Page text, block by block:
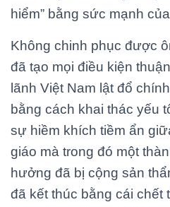
hiểm” bằng sức mạnh
Không chinh phục được
đã tạo mọi điều kiện
lãnh Việt Nam lật đổ
bằng cách khai thác yếu
sự hiềm khích tiềm ẩn
giáo mà trong đó một
hưởng đã bị cộng sản
đã kết thúc bằng cái chết